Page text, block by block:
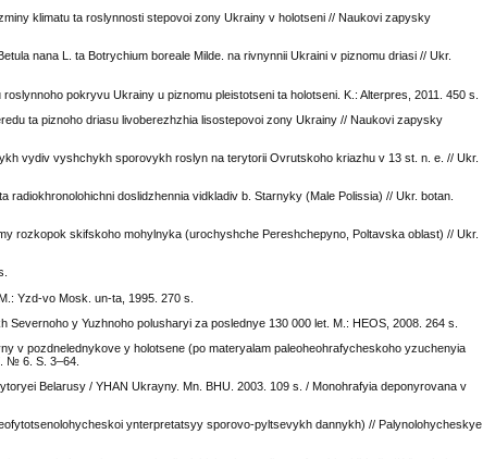
klimatu ta roslynnosti stepovoi zony Ukrainy v holotseni // Naukovi zapysky
nana L. ta Botrychium boreale Milde. na rivnynnii Ukraini v piznomu driasi // Ukr.
pokryvu Ukrainy u piznomu pleistotseni ta holotseni. K.: Alterpres, 2011. 450 s.
ta piznoho driasu livoberezhzhia lisostepovoi zony Ukrainy // Naukovi zapysky
vydiv vyshchykh sporovykh roslyn na terytorii Ovrutskoho kriazhu v 13 st. n. e. // Ukr.
radiokhronolohichni doslidzhennia vidkladiv b. Starnyky (Male Polissia) // Ukr. botan.
rozkopok skifskoho mohylnyka (urochyshche Pereshchepyno, Poltavska oblast) // Ukr.
Yzd-vo Mosk. un-ta, 1995. 270 s.
y Yuzhnoho polusharyi za poslednye 130 000 let. M.: HEOS, 2008. 264 s.
v pozdnelednykove y holotsene (po materyalam paleoheohrafycheskoho yzuchenyia
№ 6. S. 3–64.
Belarusy / YHAN Ukrayny. Mn. BHU. 2003. 109 s. / Monohrafyia deponyrovana v
ynterpretatsyy sporovo-pyltsevykh dannykh) // Palynolohycheskye